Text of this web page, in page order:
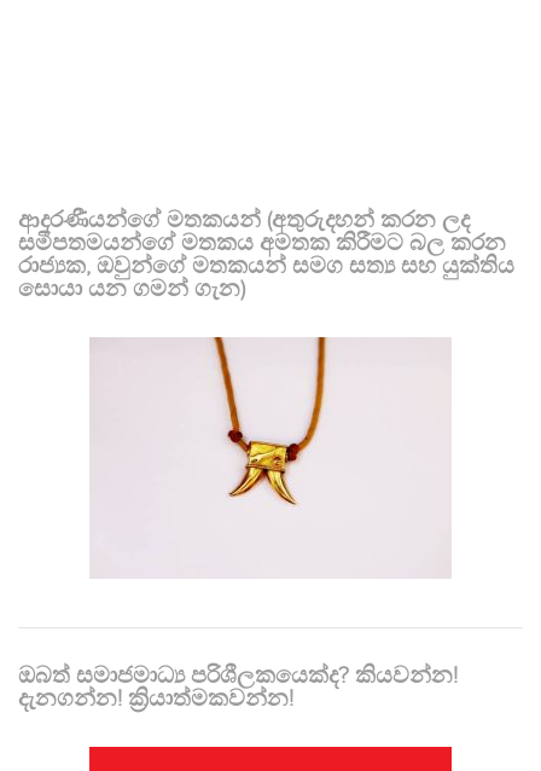
ආදරණීයන්ගේ මතකයන් (අතුරුදහන් කරන ලද
සමීපතමයන්ගේ මතකය අමතක කිරීමට බල කරන
රාජ්‍යක, ඔවුන්ගේ මතකයන් සමග සත්‍ය සහ යුක්තිය
සොයා යන ගමන් ගැන)
ඔබත් සමාජමාධ්‍ය පරිශීලකයෙක්ද? කියවන්න!
දැනගන්න! ක්‍රියාත්මකවන්න!